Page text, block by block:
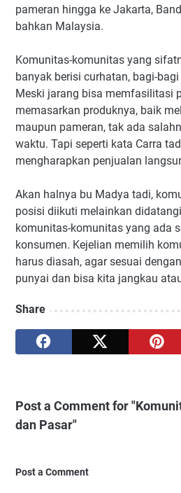
pameran hingga ke Jakarta,
bahkan Malaysia.
Komunitas-komunitas yang
banyak berisi curhatan, bagi-
Meski jarang bisa memfasilitasi
memasarkan produknya, baik
maupun pameran, tak ada
waktu. Tapi seperti kata Carra
mengharapkan penjualan
Akan halnya bu Madya tadi,
posisi diikuti melainkan
komunitas-komunitas yang ada
konsumen. Kejelian memilih
harus diasah, agar sesuai
punyai dan bisa kita jangkau
Share
Post a Comment for
dan Pasar"
Post a Comment